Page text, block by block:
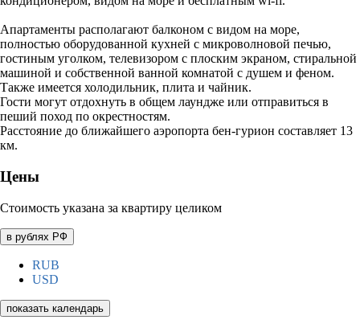
Апартаменты располагают балконом с видом на море,
полностью оборудованной кухней с микроволновой печью,
гостиным уголком, телевизором с плоским экраном, стиральной
машиной и собственной ванной комнатой с душем и феном.
Также имеется холодильник, плита и чайник.
Гости могут отдохнуть в общем лаундже или отправиться в
пеший поход по окрестностям.
Расстояние до ближайшего аэропорта бен-гурион составляет 13
км.
Цены
Стоимость указана за квартиру целиком
в рублях РФ
RUB
USD
показать календарь